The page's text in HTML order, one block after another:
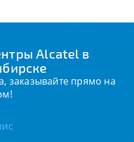
Alcatel в
заказывайте прямо на